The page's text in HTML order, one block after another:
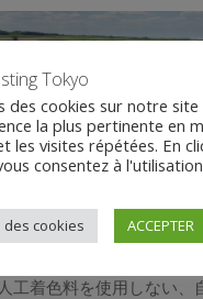
場所でコニャックを造る、
工着色料を使用しない、
Tokyo
des cookies sur notre
la plus pertinente en
les visites répétées. En
consentez à
cookies ACCEPTER